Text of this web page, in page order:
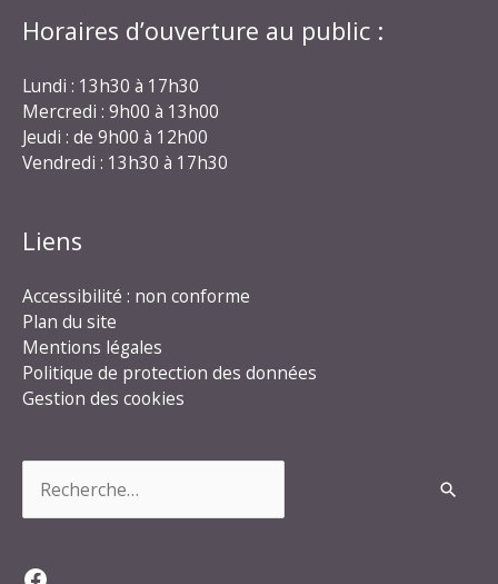
Horaires d’ouverture au public :
Lundi : 13h30 à 17h30
Mercredi : 9h00 à 13h00
Jeudi : de 9h00 à 12h00
Vendredi : 13h30 à 17h30
Liens
Accessibilité : non conforme
Plan du site
Mentions légales
Politique de protection des données
Gestion des cookies